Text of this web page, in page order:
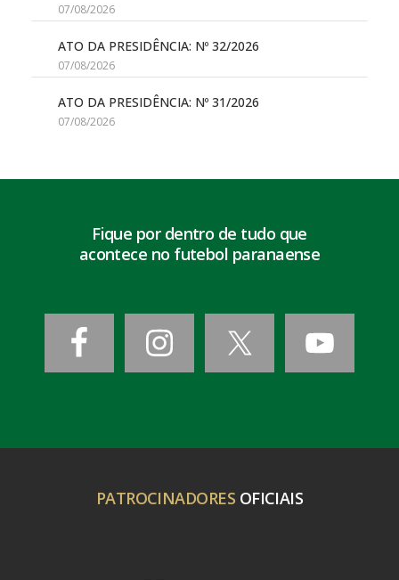
07/08/2026
ATO DA PRESIDÊNCIA: Nº 32/2026
07/08/2026
ATO DA PRESIDÊNCIA: Nº 31/2026
07/08/2026
Fique por dentro de tudo que
acontece no futebol paranaense
PATROCINADORES OFICIAIS